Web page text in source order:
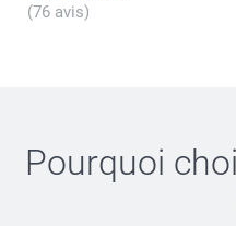
(76 avis)
Pourquoi